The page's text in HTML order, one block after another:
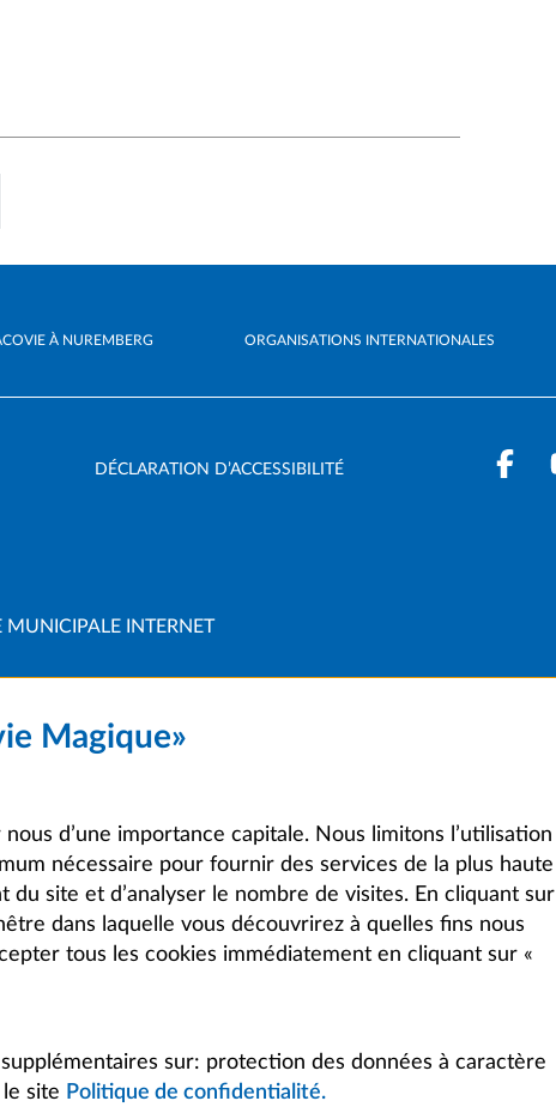
À NUREMBERG ORGANISATIONS INTERNATIONALES
DÉCLARATION D’ACCESSIBILITÉ
MUNICIPALE INTERNET
Magique»
d’une importance capitale. Nous limitons l’utilisation
nécessaire pour fournir des services de la plus haute
site et d’analyser le nombre de visites. En cliquant sur
dans laquelle vous découvrirez à quelles fins nous
tous les cookies immédiatement en cliquant sur «
sur: protection des données à caractère
site Politique de confidentialité.